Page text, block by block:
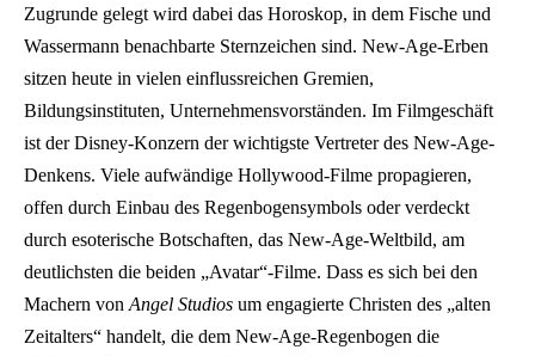
Zugrunde gelegt wird dabei das Horoskop, in dem Fische und
Wassermann benachbarte Sternzeichen sind. New-Age-Erben
sitzen heute in vielen einflussreichen Gremien,
Bildungsinstituten, Unternehmensvorständen. Im Filmgeschäft
ist der Disney-Konzern der wichtigste Vertreter des New-Age-
Denkens. Viele aufwändige Hollywood-Filme propagieren,
offen durch Einbau des Regenbogensymbols oder verdeckt
durch esoterische Botschaften, das New-Age-Weltbild, am
deutlichsten die beiden „Avatar“-Filme. Dass es sich bei den
Machern von Angel Studios um engagierte Christen des „alten
Zeitalters“ handelt, die dem New-Age-Regenbogen die